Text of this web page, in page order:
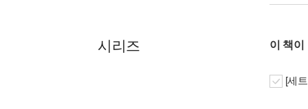
시리즈 이 책이
[세